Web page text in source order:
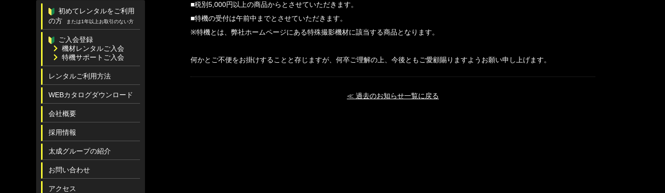
■税別5,000円以上の商品からとさせていただきます。
■特機の受付は午前中までとさせていただきます。
※特機とは、弊社ホームページにある特殊撮影機材に該当する商品となります。
何かとご不便をお掛けすることと存じますが、何卒ご理解の上、今後ともご愛顧賜りますようお願い申し上げます。
≪ 過去のお知らせ一覧に戻る
初めてレンタルをご利用
の方
または1年以上お取引のない方
ご入会登録
機材レンタルご入会
特機サポートご入会
レンタルご利用方法
WEBカタログダウンロード
会社概要
採用情報
太成グループの紹介
お問い合わせ
アクセス